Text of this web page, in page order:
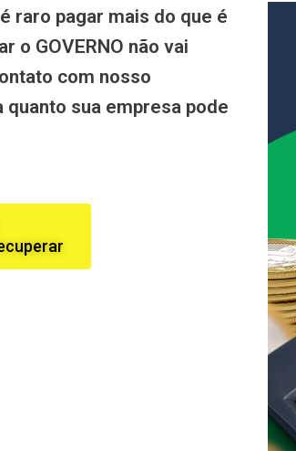
raro pagar mais do que é
o GOVERNO não vai
com nosso
quanto sua empresa pode